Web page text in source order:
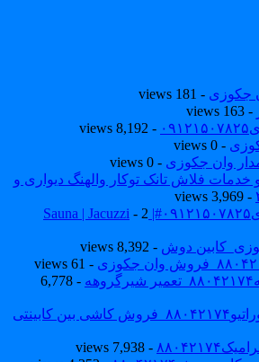
- 181 views
- 8,192 views
- 0 views
وان جکوزی - 0 views
فلاش تانک توکار والهنگ دیواری و
-
- 2
دوش- 8,392 views
- 61 views
- 6,778
- 7,938 views